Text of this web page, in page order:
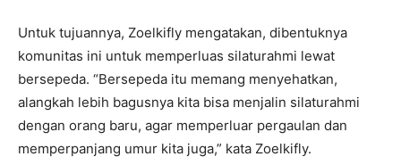
Untuk tujuannya, Zoelkifly mengatakan, dibentuknya
komunitas ini untuk memperluas silaturahmi lewat
bersepeda. “Bersepeda itu memang menyehatkan,
alangkah lebih bagusnya kita bisa menjalin silaturahmi
dengan orang baru, agar memperluar pergaulan dan
memperpanjang umur kita juga,” kata Zoelkifly.